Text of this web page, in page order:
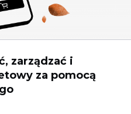
zarządzać i
za pomocą